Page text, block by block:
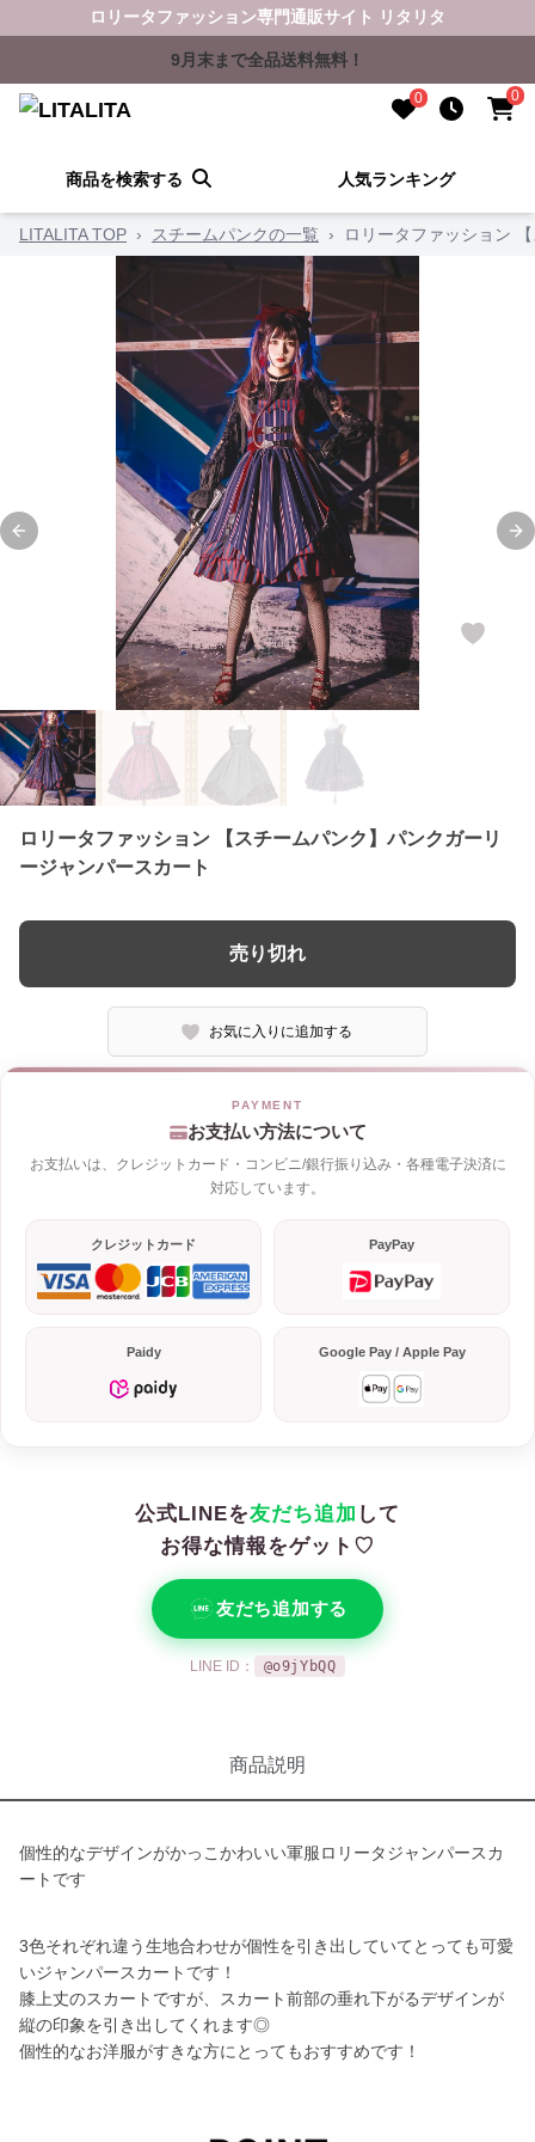
ロリータファッション専門通販サイト リタリタ
9月末まで全品送料無料！
0 0
商品を検索する 人気ランキング
LITALITA TOP › スチームパンクの一覧 › ロリータファッション
Previous slide
ロリータファッション 【スチームパンク】パンクガーリ
ージャンパースカート
売り切れ
お気に入りに追加する
お支払い方法について
お支払いは、クレジットカード・コンビニ/銀行振り込み・各種電子決済に
対応しています。
クレジットカード PayPay
Paidy Google Pay / Apple Pay
公式LINEを友だち追加 して
お得な情報をゲット♡
友だち追加する
LINE ID： @o9jYbQQ
商品説明
個性的なデザインがかっこかわいい軍服ロリータジャンパースカ
ートです
3色それぞれ違う生地合わせが個性を引き出していてとっても可愛
いジャンパースカートです！
膝上丈のスカートですが、スカート前部の垂れ下がるデザインが
縦の印象を引き出してくれます◎
個性的なお洋服がすきな方にとってもおすすめです！